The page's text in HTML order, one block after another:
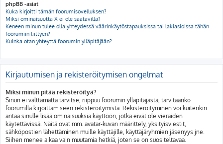
phpBB -asiat
Kuka kirjoitti tämän foorumisovelluksen?
Miksi ominaisuutta X ei ole saatavilla?
Keneen minun tulee olla yhteydessä väärinkäytöstapauksissa tai lakiasioissa tähän
foorumiin liittyen?
Kuinka otan yhteyttä foorumin ylläpitäjään?
Kirjautumisen ja rekisteröitymisen ongelmat
Miksi minun pitää rekisteröityä?
Sinun ei välttämättä tarvitse, riippuu foorumin ylläpitäjästä, tarvitaanko
foorumilla kirjoittamiseen rekisteröitymistä. Rekisteröityminen voi kuitenkin
antaa sinulle lisää ominaisuuksia käyttöön, jotka eivät ole vieraiden
käytettävissä. Näitä ovat mm. avatar-kuvan määrittely, yksityisviestit,
sähköpostien lähettäminen muille käyttäjille, käyttäjäryhmien jäsenyys jne.
Siihen menee aikaa vain muutamia hetkiä, joten se on suositeltavaa.